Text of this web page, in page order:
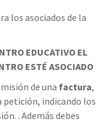
los asociados de la
EDUCATIVO EL
ESTÉ ASOCIADO
de una factura,
indicando los
. Además debes